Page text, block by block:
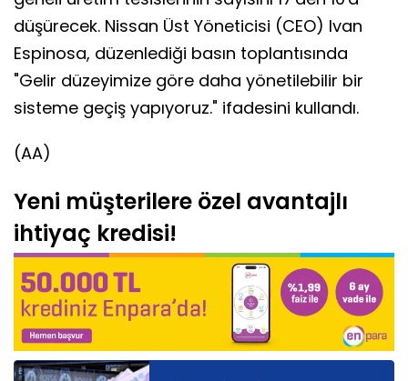
düşürecek. Nissan Üst Yöneticisi (CEO) Ivan
Espinosa, düzenlediği basın toplantısında
"Gelir düzeyimize göre daha yönetilebilir bir
sisteme geçiş yapıyoruz." ifadesini kullandı.
(AA)
Yeni müşterilere özel avantajlı
ihtiyaç kredisi!